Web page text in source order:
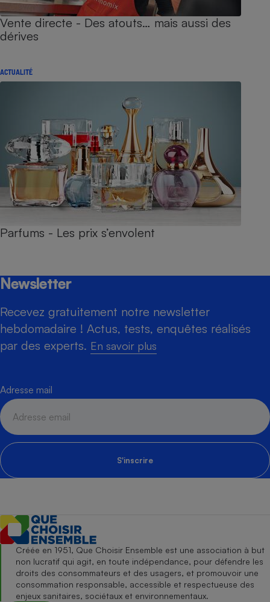
Vente directe - Des atouts… mais aussi des
dérives
ACTUALITÉ
Parfums - Les prix s’envolent
Newsletter
Recevez gratuitement notre newsletter
hebdomadaire ! Actus, tests, enquêtes réalisés
par des experts. En savoir plus
Adresse mail
S'inscrire
Créée en 1951, Que Choisir Ensemble est une association à but
non lucratif qui agit, en toute indépendance, pour défendre les
droits des consommateurs et des usagers, et promouvoir une
consommation responsable, accessible et respectueuse des
enjeux sanitaires, sociétaux et environnementaux.